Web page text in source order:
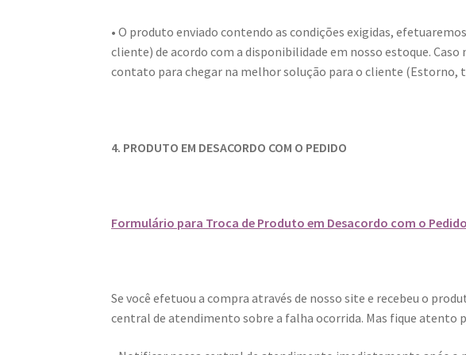
• O produto enviado contendo as condições exigidas,
cliente) de acordo com a disponibilidade em nosso estoque.
contato para chegar na melhor solução para o cliente (Estorno,
4. PRODUTO EM DESACORDO COM O PEDIDO
Formulário para Troca de Produto em Desacordo com o
Se você efetuou a compra através de nosso site e recebeu o
central de atendimento sobre a falha ocorrida. Mas fique atento